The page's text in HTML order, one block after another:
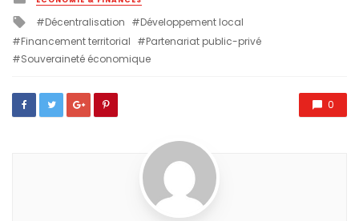
inTagged
with
Décentralisation
Développement local
Financement territorial
Partenariat public-privé
Souveraineté économique
0